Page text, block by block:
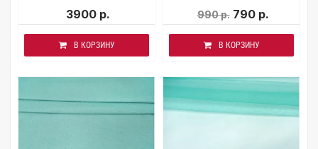
3900 р.
В КОРЗИНУ
990 р. 790 р.
В КОРЗИНУ